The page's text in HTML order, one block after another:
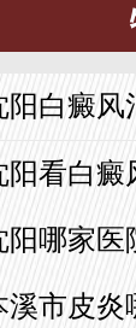
阳白癜风
阳看白癜
阳哪家医
溪市皮炎